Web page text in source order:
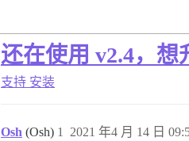
还在使用 v2.4，想
支持 安装
Osh (Osh) 2021 年4 月 14 日
1